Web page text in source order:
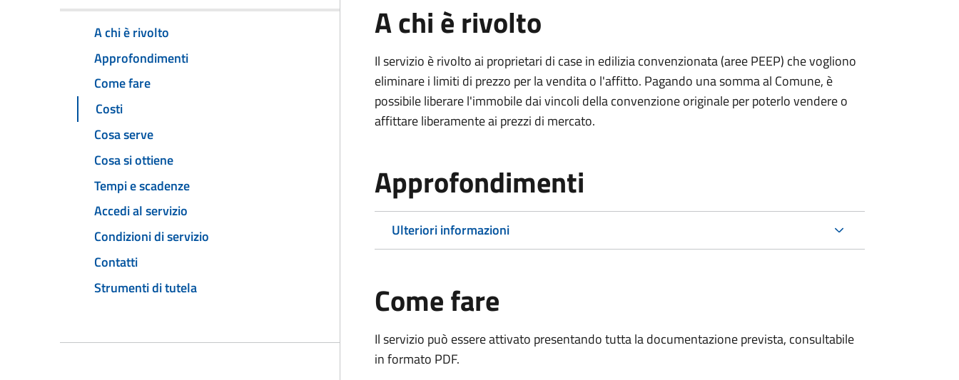
A chi è rivolto
Approfondimenti
Come fare
Costi
Cosa serve
Cosa si ottiene
Tempi e scadenze
Accedi al servizio
Condizioni di servizio
Contatti
Strumenti di tutela
A chi è rivolto
Il servizio è rivolto ai proprietari di case in edilizia convenzionata (aree PEEP) che vogliono
eliminare i limiti di prezzo per la vendita o l'affitto. Pagando una somma al Comune, è
possibile liberare l'immobile dai vincoli della convenzione originale per poterlo vendere o
affittare liberamente ai prezzi di mercato.
Approfondimenti
Ulteriori informazioni
Come fare
Il servizio può essere attivato presentando tutta la documentazione prevista, consultabile
in formato PDF.